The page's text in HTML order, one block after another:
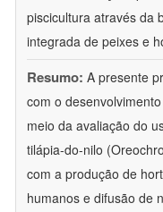
piscicultura através da
integrada de peixes e
Resumo: A presente
com o
meio da avaliação do
tilápia-do-nilo
com a produção de
humanos e difusão de